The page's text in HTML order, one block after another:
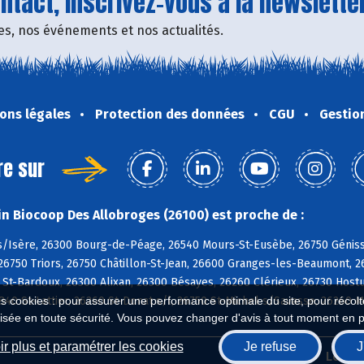
cookies : pour assurer une performance optimale du site, pour
en toute sécurité. Vous pouvez changer d'avis à tout moment en
plus et paramétrer les cookies Je refuse
nos événements et nos actualités.
légales Protection des données CGU
sur
Biocoop Des Allobroges (26100) est proche de :
Isère, 26300 Bourg-de-Péage, 26540 Mours-St-Eusèbe, 26750
Triors, 26750 Châtillon-St-Jean, 26600 Granges-les-Beaumont,
Bardoux, 26300 Alixan, 26300 Bésayes, 26260 Clérieux, 26730
St-Lattier, 26260 St-Donat s/l, 26750 St-Michel s/Savasse, 26260
Biocoop.fr Le